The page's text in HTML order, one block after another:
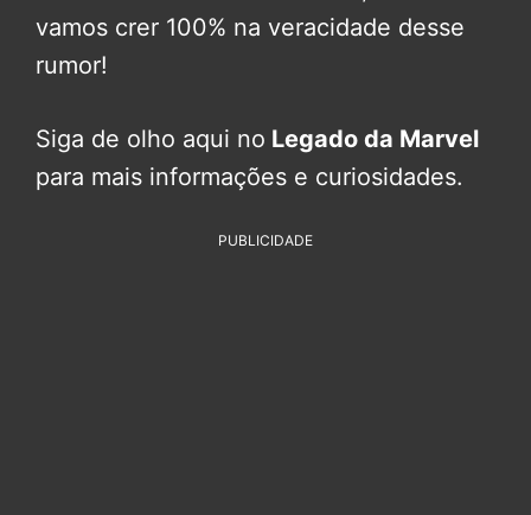
vamos crer 100% na veracidade desse
rumor!
Siga de olho aqui no Legado da Marvel
para mais informações e curiosidades.
PUBLICIDADE